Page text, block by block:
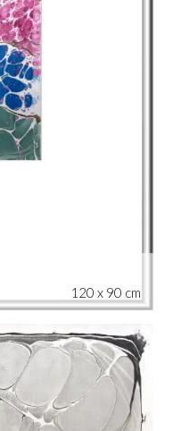
120 x 90 cm